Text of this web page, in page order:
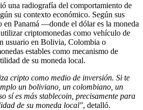
una radiografía del comportamiento de
su contexto económico. Según sus
en Panamá —donde el dólar es la moneda
criptomonedas como vehículo de
usuario en Bolivia, Colombia o
estables como mecanismo de
de su moneda local.
cripto como medio de inversión. Si te
un boliviano, un colombiano, un
sí es más stablecoin, precisamente para
de su moneda local", detalló.